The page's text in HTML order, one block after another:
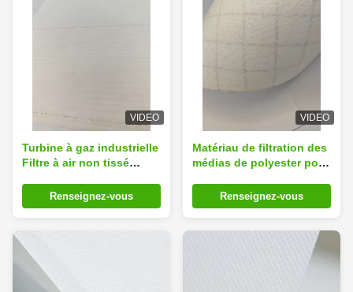
VIDEO
Turbine à gaz industrielle
Filtre à air non tissé
personnalisé
Renseignez-vous
VIDEO
Matériau de filtration des
médias de polyester pour
industrielles
Renseignez-vous